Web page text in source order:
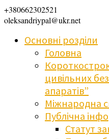
+380662302521
oleksandriypal@ukr.net
Основні розділи
Головна
цивільних
апаратів”
Міжнародна
Публічна
Статут